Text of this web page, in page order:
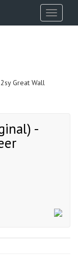
Toggle
-